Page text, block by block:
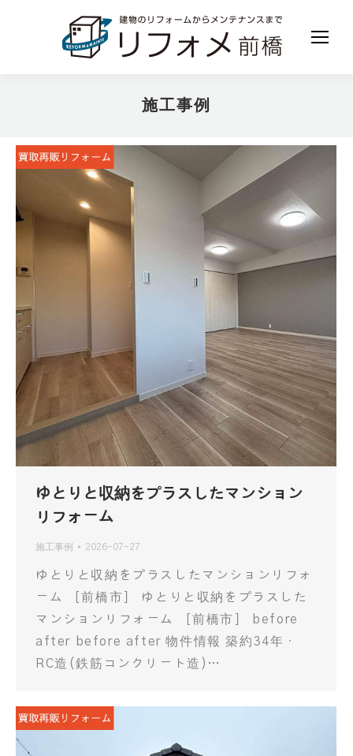
施工事例
ゆとりと収納をプラスしたマンション
リフォーム
施工事例 2026-07-27
ゆとりと収納をプラスしたマンションリフォ
ーム ［前橋市］ ゆとりと収納をプラスした
マンションリフォーム ［前橋市］ before
after before after 物件情報 築約34年・
RC造(鉄筋コンクリート造)…